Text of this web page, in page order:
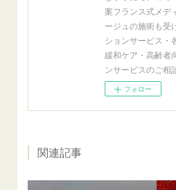
案フランス式メデ
ージュの施術も受
ションサービス・
緩和ケア・高齢者
ンサービスのご相
フォロー
関連記事